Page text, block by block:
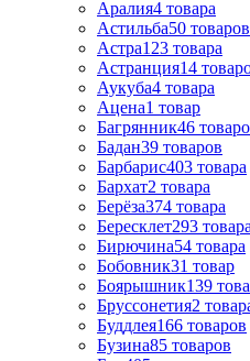
Аралия4 товара
Астильба50 товаров
Астра123 товара
Астранция14
Аукуба4 товара
Ацена1 товар
Багрянник46
Бадан39 товаров
Барбарис403 товара
Бархат2 товара
Берёза374 товара
Бересклет293 товара
Бирючина54 товара
Бобовник31 товар
Боярышник139
Бруссонетия2
Буддлея166 товаров
Бузина85 товаров